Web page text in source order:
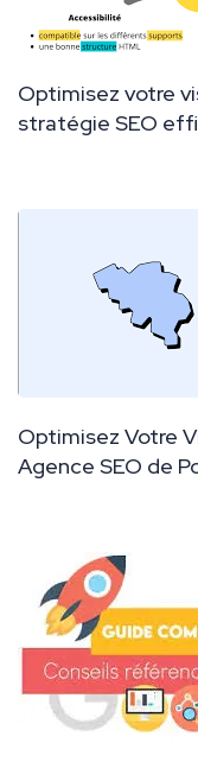
Optimisez votre
stratégie SEO
Optimisez Votre
Agence SEO de